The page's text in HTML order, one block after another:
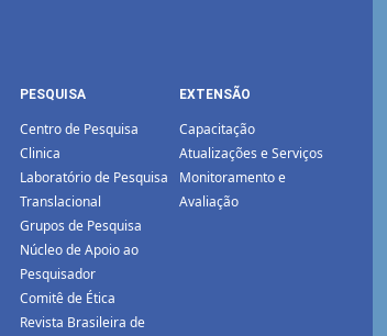
PESQUISA
Centro de Pesquisa
Clinica
Laboratório de Pesquisa
Translacional
Grupos de Pesquisa
Núcleo de Apoio ao
Pesquisador
Comitê de Ética
Revista Brasileira de
EXTENSÃO
Capacitação
Atualizações e Serviços
Monitoramento e
Avaliação